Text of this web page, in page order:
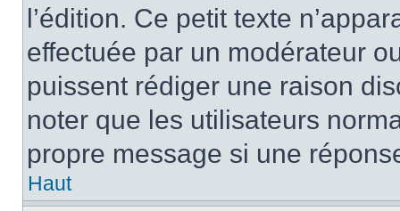
l’édition. Ce petit texte
effectuée par un modérateur
puissent rédiger une raison
noter que les utilisateurs
propre message si une
Haut